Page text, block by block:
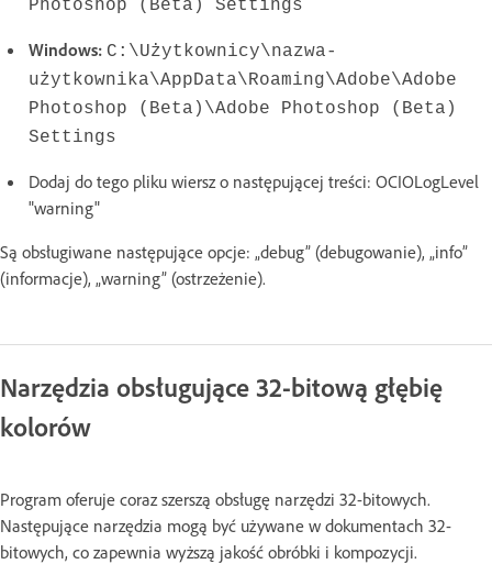
Photoshop (Beta) Settings
Windows: C:\Użytkownicy\nazwa-
użytkownika\AppData\Roaming\Adobe\Adobe
Photoshop (Beta)\Adobe Photoshop (Beta)
Settings
Dodaj do tego pliku wiersz o następującej treści: OCIOLogLevel
"warning"
Są obsługiwane następujące opcje: „debug” (debugowanie), „info”
(informacje), „warning” (ostrzeżenie).
Narzędzia obsługujące 32-bitową głębię
kolorów
Program oferuje coraz szerszą obsługę narzędzi 32-bitowych.
Następujące narzędzia mogą być używane w dokumentach 32-
bitowych, co zapewnia wyższą jakość obróbki i kompozycji.